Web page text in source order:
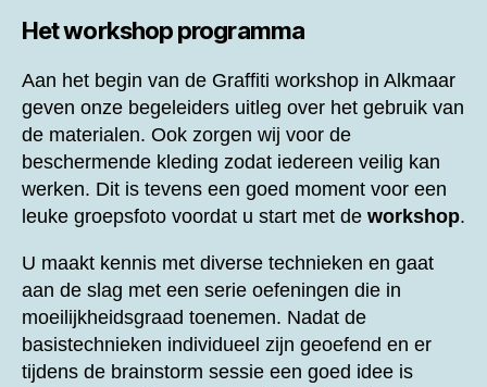
Het workshop programma
Aan het begin van de Graffiti workshop in Alkmaar
geven onze begeleiders uitleg over het gebruik van
de materialen. Ook zorgen wij voor de
beschermende kleding zodat iedereen veilig kan
werken. Dit is tevens een goed moment voor een
leuke groepsfoto voordat u start met de workshop.
U maakt kennis met diverse technieken en gaat
aan de slag met een serie oefeningen die in
moeilijkheidsgraad toenemen. Nadat de
basistechnieken individueel zijn geoefend en er
tijdens de brainstorm sessie een goed idee is